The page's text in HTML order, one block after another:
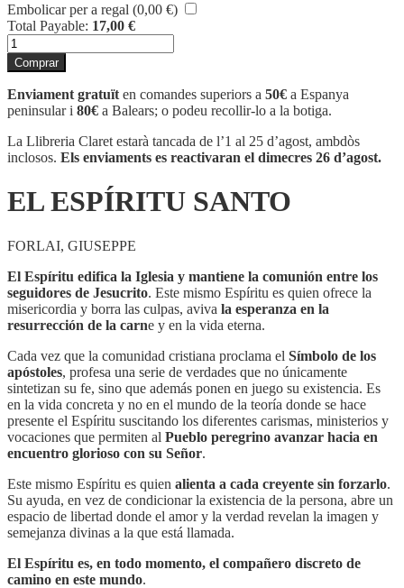
Embolicar per a regal (0,00 €)
Total Payable: 17,00 €
quantitat
de
EL
ESPÍRITU
SANTO
Comprar
Enviament gratuït en comandes superiors a 50€ a Espanya
peninsular i 80€ a Balears; o podeu recollir-lo a la botiga.
La Llibreria Claret estarà tancada de l’1 al 25 d’agost, ambdòs
inclosos. Els enviaments es reactivaran el dimecres 26 d’agost.
EL ESPÍRITU SANTO
FORLAI, GIUSEPPE
El Espíritu edifica la Iglesia y mantiene la comunión entre los
seguidores de Jesucrito. Este mismo Espíritu es quien ofrece la
misericordia y borra las culpas, aviva la esperanza en la
resurrección de la carne y en la vida eterna.
Cada vez que la comunidad cristiana proclama el Símbolo de los
apóstoles, profesa una serie de verdades que no únicamente
sintetizan su fe, sino que además ponen en juego su existencia. Es
en la vida concreta y no en el mundo de la teoría donde se hace
presente el Espíritu suscitando los diferentes carismas, ministerios y
vocaciones que permiten al Pueblo peregrino avanzar hacia en
encuentro glorioso con su Señor.
Este mismo Espíritu es quien alienta a cada creyente sin forzarlo.
Su ayuda, en vez de condicionar la existencia de la persona, abre un
espacio de libertad donde el amor y la verdad revelan la imagen y
semejanza divinas a la que está llamada.
El Espíritu es, en todo momento, el compañero discreto de
camino en este mundo.